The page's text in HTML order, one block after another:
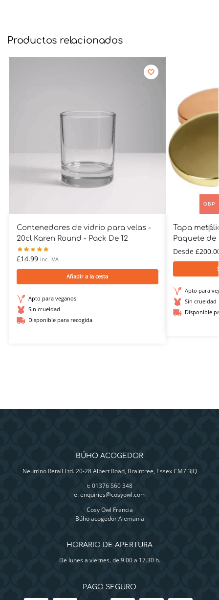
Productos relacionados
Contenedores de vidrio para velas -
20cl Karen Round - Pack De 12
£14.99 inc. IVA
Añadir a la cesta
Apto para veganos
Sin crueldad
Disponible para recogida
Tapa
Paquete de
Desde £
Apto para
Sin crueldad
Disponible
BÚHO ACOGEDOR
Neutrino Retail Ltd. 20-28 Albert Road, Braintree, Essex CM7 3JQ
t: 01376 560 348
e:enquiries@cosyowl.com
Cosy Owl Francia
Búho acogedor Alemania
HORARIO DE APERTURA
De lunes a viernes, de 9.00 a 17.30 h.
PAGO SEGURO
GBP